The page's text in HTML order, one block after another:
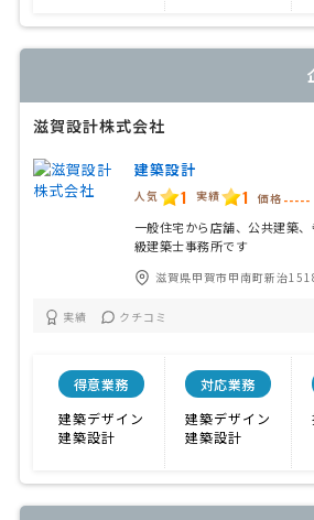
滋賀設計株式会社
建築設計
人気 1 実績 1 価格 -----
一般住宅から店舗、公共建築
級建築士事務所です
滋賀県甲賀市甲南町新治
実績 クチコミ
得意業務
建築デザイン
建築設計
対応業務
建築デザイン
建築設計